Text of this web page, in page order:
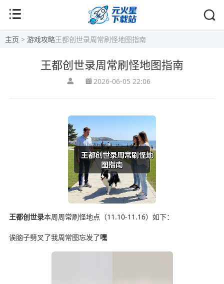
主页 > 游戏攻略王都创世录周常刷怪地图指南
王都创世录周常刷怪地图指南
2026-06-05 22:06
王都创世录本周周常刷怪地点（11.10-11.16）如下：
诶脑子劈叉了我周常图忘发了嘿